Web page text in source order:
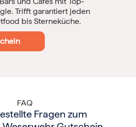
Trifft garantiert jeden
bis Sterneküche.
FAQ
Fragen zum